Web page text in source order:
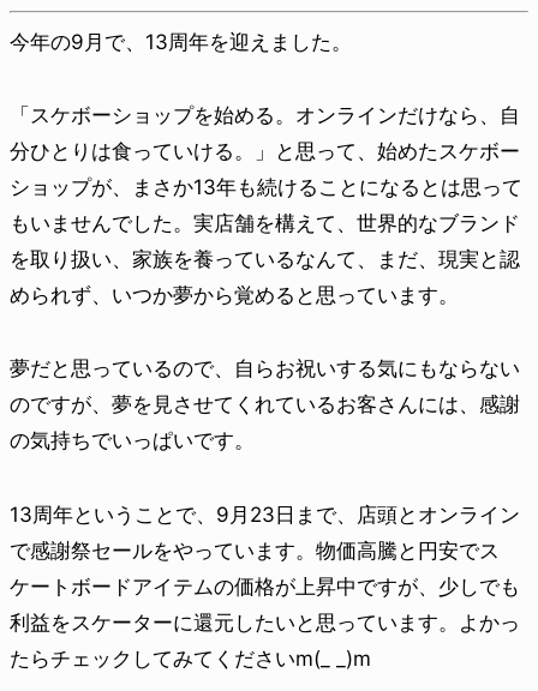
今年の9月で、13周年を迎えました。
「スケボーショップを始める。オンラインだけなら、自
分ひとりは食っていける。」と思って、始めたスケボー
ショップが、まさか13年も続けることになるとは思って
もいませんでした。実店舗を構えて、世界的なブランド
を取り扱い、家族を養っているなんて、まだ、現実と認
められず、いつか夢から覚めると思っています。
夢だと思っているので、自らお祝いする気にもならない
のですが、夢を見させてくれているお客さんには、感謝
の気持ちでいっぱいです。
13周年ということで、9月23日まで、店頭とオンライン
で感謝祭セールをやっています。物価高騰と円安でス
ケートボードアイテムの価格が上昇中ですが、少しでも
利益をスケーターに還元したいと思っています。よかっ
たらチェックしてみてくださいm(_ _)m